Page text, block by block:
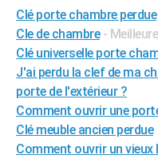
VOYAGE
Destinations
City break
Voyage nature
Voyage de noces
Forum
Climat
+PHOTO
GUIDES D'ACHAT
BONS PLANS
CARTE DE VOEUX
Clé porte chambre perdue
Cle de chambre -
Clé universelle porte
J'ai perdu la clef de ma
porte de l'extérieur ?
Comment ouvrir une
Clé meuble ancien perdue
Comment ouvrir un